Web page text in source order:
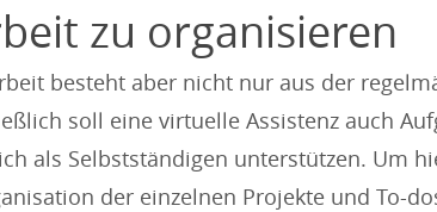
zu organisieren
besteht aber nicht nur aus der
soll eine virtuelle Assistenz auch
als Selbstständigen unterstützen. Um
der einzelnen Projekte und To-